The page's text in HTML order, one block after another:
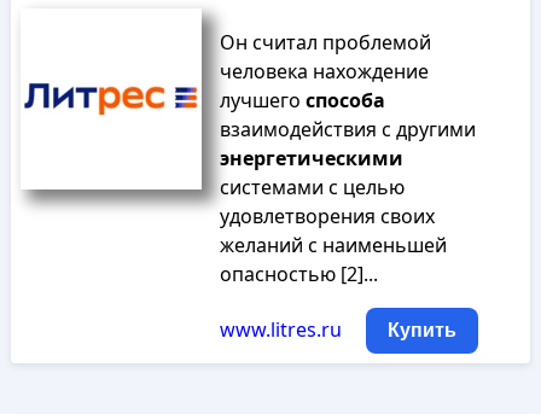
Он считал проблемой
человека нахождение
лучшего способа
взаимодействия с другими
энергетическими
системами с целью
удовлетворения своих
желаний с наименьшей
опасностью [2]...
www.litres.ru Купить